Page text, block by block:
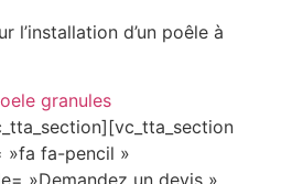
l’installation d’un poêle à
»fa fa-pencil »